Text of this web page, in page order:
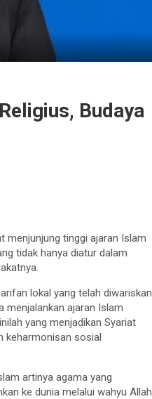
Budaya
menjunjung tinggi ajaran Islam
tidak hanya diatur dalam
lokal yang telah diwariskan
menjalankan ajaran Islam
yang menjadikan Syariat
keharmonisan sosial
artinya agama yang
ke dunia melalui wahyu Allah